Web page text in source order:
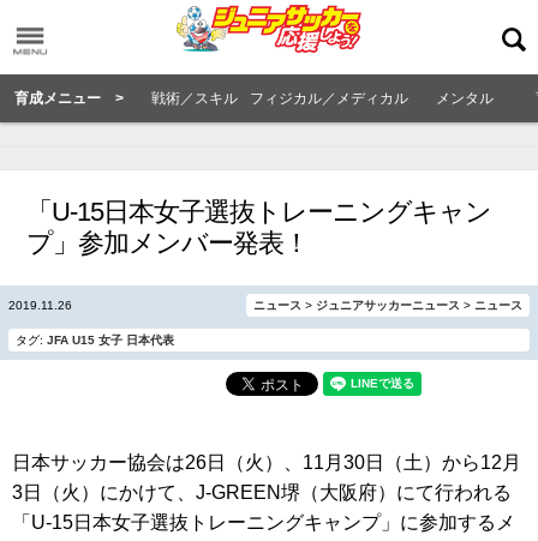
育成メニュー > 戦術／スキル フィジカル／メディカル メンタル
「U-15日本女子選抜トレーニングキャン
プ」参加メンバー発表！
2019.11.26 ニュース > ジュニアサッカーニュース > ニュース
タグ: JFA U15 女子 日本代表
日本サッカー協会は26日（火）、11月30日（土）から12月
3日（火）にかけて、J-GREEN堺（大阪府）にて行われる
「U-15日本女子選抜トレーニングキャンプ」に参加するメ